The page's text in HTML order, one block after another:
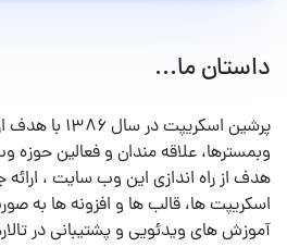
داستان ما...
پرشین اسکریپت
وبمسترها، علاقه مندان و فعالین حوزه
هدف از راه اندازی این وب سایت ، ارائه
اسکریپت ها، قالب ها و افزونه ها به
آموزش های ویدئویی و پشتیبانی در